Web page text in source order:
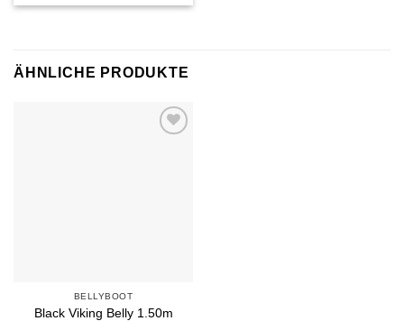
ÄHNLICHE PRODUKTE
BELLYBOOT
Black Viking Belly 1.50m